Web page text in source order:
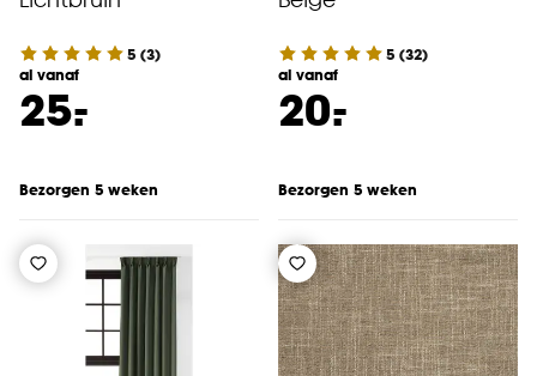
5 (3)
al vanaf
25.
-
Bezorgen 5 weken
5 (32)
al vanaf
20.
-
Bezorgen 5 weken